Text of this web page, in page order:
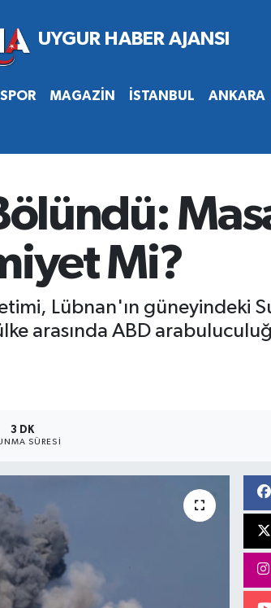
SPOR MAGAZİN İSTANBUL ANKARA
Mi?
Lübnan'ın güneyindeki
arasında ABD
3 DK
SÜRESI